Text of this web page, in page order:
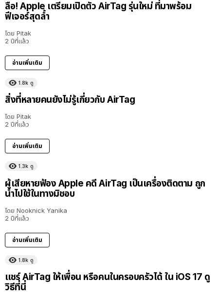
ลือ! Apple เตรียมเปิดตัว AirTag รุ่นใหม่ ที่มาพร้อม
ฟีเจอร์สุดล้ำ
โดย Pitak
2 ปีที่แล้ว
อ่านเพิ่มเติม
1.8k ดู
สิ่งที่หลายคนยังไม่รู้เกี่ยวกับ AirTag
โดย Pitak
2 ปีที่แล้ว
อ่านเพิ่มเติม
1.3k ดู
ผู้เสียหายฟ้อง Apple คดี AirTag เป็นเครื่องติดตาม ถูก
นำไปใช้ในทางมิชอบ
โดย Nooknick Yanika
2 ปีที่แล้ว
อ่านเพิ่มเติม
1.8k ดู
แชร์ AirTag ให้เพื่อน หรือคนในครอบครัวได้ ใน iOS 17 ดู
วิธีที่นี่